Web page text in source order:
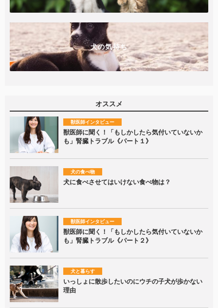
犬の気持ち
オススメ
獣医師インタビュー
獣医師に聞く！「もしかしたら気付いていないか
も」腎臓トラブル《パート１》
犬の食べ物
犬に食べさせてはいけない食べ物は？
獣医師インタビュー
獣医師に聞く！「もしかしたら気付いていないか
も」腎臓トラブル《パート２》
犬と暮らす
いっしょに散歩したいのにウチの子犬が歩かない
理由